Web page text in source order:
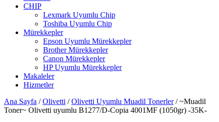
CHIP
Lexmark Uyumlu Chip
Toshiba Uyumlu Chip
Mürekkepler
Epson Uyumlu Mürekkepler
Brother Mürekkepler
Canon Mürekkepler
HP Uyumlu Mürekkepler
Makaleler
Hizmetler
Ana Sayfa /Olivetti /Olivetti Uyumlu Muadil Tonerler/ ~Muadil
Toner~ Olivetti uyumlu B1277/D-Copia 4001MF (1050gr) -35K-